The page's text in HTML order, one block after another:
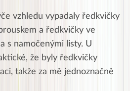
vzhledu vypadaly ředkvičky
a ředkvičky ve
s namočenými listy. U
že byly ředkvičky
takže za mě jednoznačně